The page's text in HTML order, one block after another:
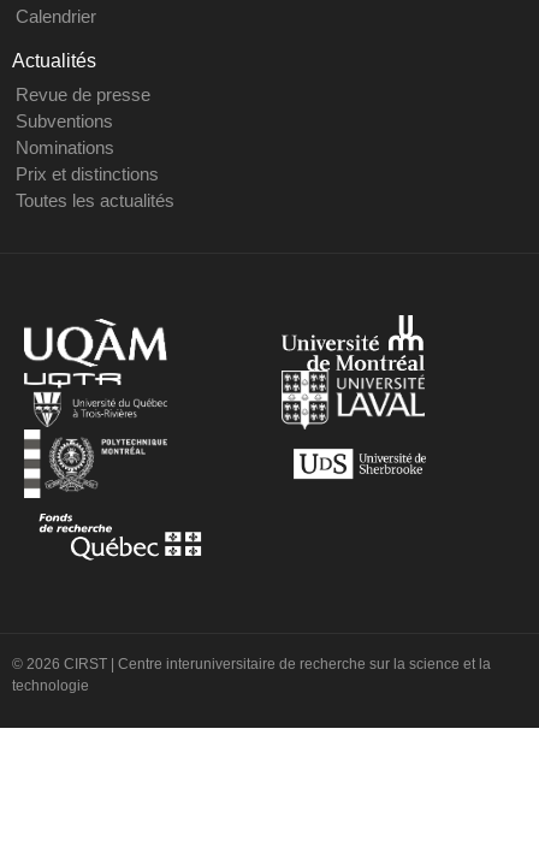
Calendrier
Actualités
Revue de presse
Subventions
Nominations
Prix et distinctions
Toutes les actualités
© 2026 CIRST | Centre interuniversitaire de recherche sur la science et la
technologie